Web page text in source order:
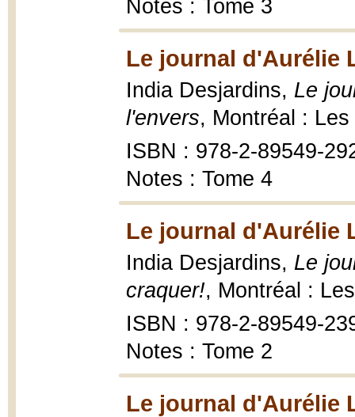
Notes : Tome 3
Le journal d'Aurélie
India Desjardins, Le
l'envers, Montréal :
ISBN : 978-2-89549-
Notes : Tome 4
Le journal d'Aurélie
India Desjardins, Le
craquer!, Montréal :
ISBN : 978-2-89549-
Notes : Tome 2
Le journal d'Aurélie